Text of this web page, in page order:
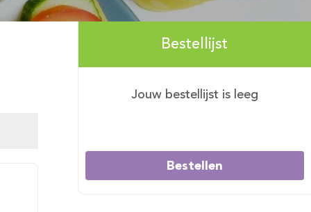
Bestellijst
Jouw bestellijst is leeg
Bestellen